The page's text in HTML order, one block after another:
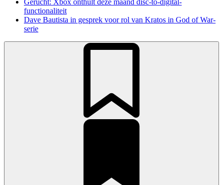
Gerucht: Xbox onthult deze maand disc-to-digital-
functionaliteit
Dave Bautista in gesprek voor rol van Kratos in God of War-
serie